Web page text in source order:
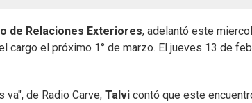
de Relaciones Exteriores, adelantó este
cargo el próximo 1° de marzo. El jueves 13 de
va", de Radio Carve, Talvi contó que este